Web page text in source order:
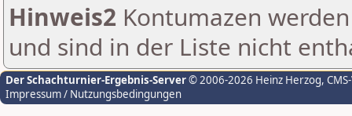
Hinweis2 Kontumazen
und sind in der Liste nicht
Der Schachturnier-Ergebnis-Server© 2006-2026 Heinz Herzog,
Impressum / Nutzungsbedingungen